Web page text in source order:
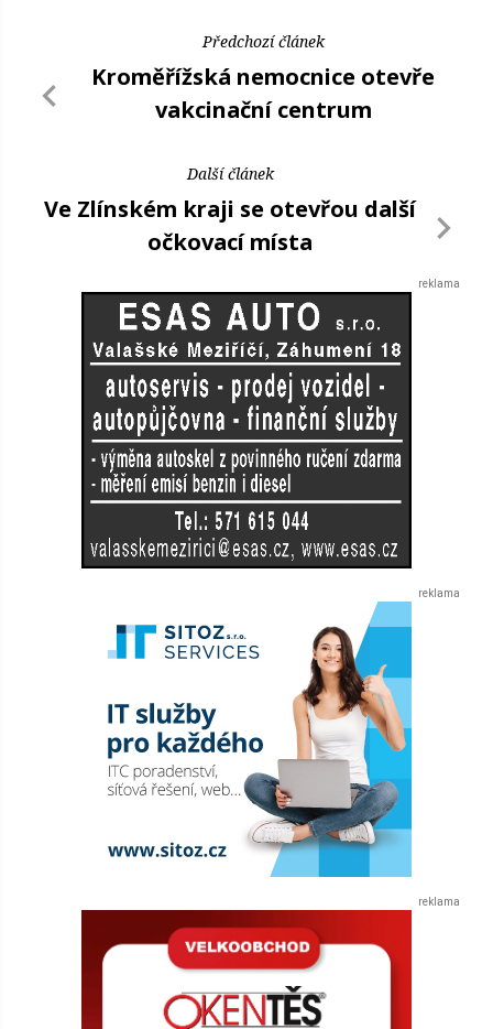
Předchozí článek
Kroměřížská nemocnice otevře
vakcinační centrum
Další článek
Ve Zlínském kraji se otevřou další
očkovací místa